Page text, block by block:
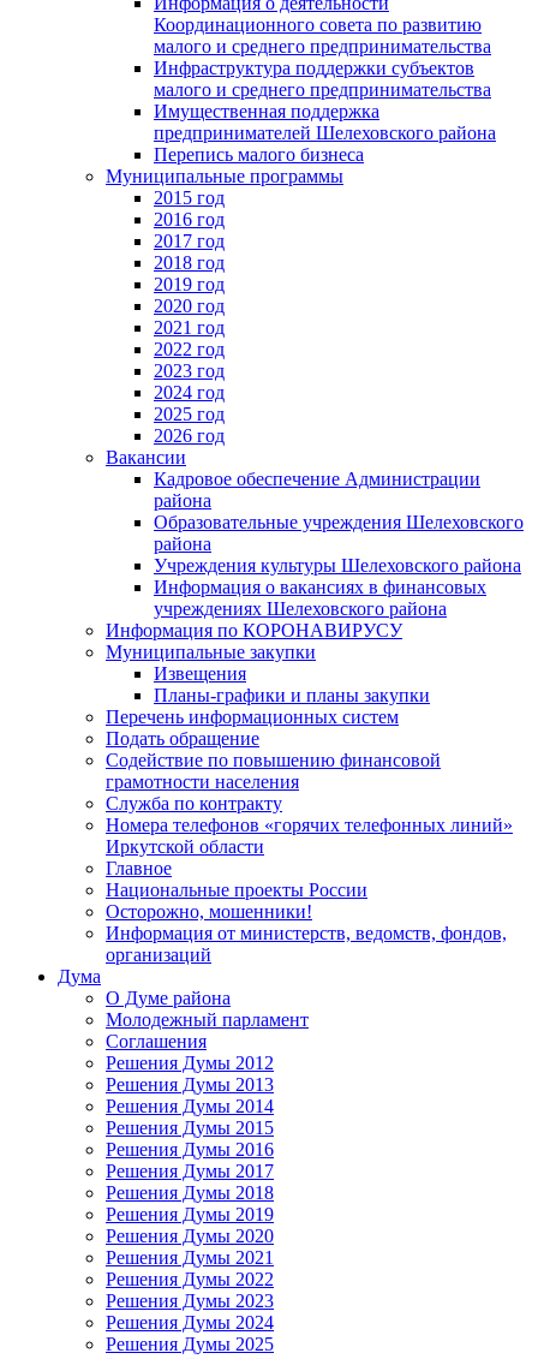
Координационного совета по развитию
малого и среднего предпринимательства
Инфраструктура поддержки субъектов
малого и среднего предпринимательства
Имущественная поддержка
предпринимателей Шелеховского района
Перепись малого бизнеса
Муниципальные программы
2015 год
2016 год
2017 год
2018 год
2019 год
2020 год
2021 год
2022 год
2023 год
2024 год
2025 год
2026 год
Вакансии
Кадровое обеспечение Администрации
района
Образовательные учреждения Шелеховского
района
Учреждения культуры Шелеховского района
Информация о вакансиях в финансовых
учреждениях Шелеховского района
Информация по КОРОНАВИРУСУ
Муниципальные закупки
Извещения
Планы-графики и планы закупки
Перечень информационных систем
Подать обращение
Содействие по повышению финансовой
грамотности населения
Служба по контракту
Номера телефонов «горячих телефонных линий»
Иркутской области
Главное
Национальные проекты России
Осторожно, мошенники!
Информация от министерств, ведомств, фондов,
организаций
Дума
О Думе района
Молодежный парламент
Соглашения
Решения Думы 2012
Решения Думы 2013
Решения Думы 2014
Решения Думы 2015
Решения Думы 2016
Решения Думы 2017
Решения Думы 2018
Решения Думы 2019
Решения Думы 2020
Решения Думы 2021
Решения Думы 2022
Решения Думы 2023
Решения Думы 2024
Решения Думы 2025